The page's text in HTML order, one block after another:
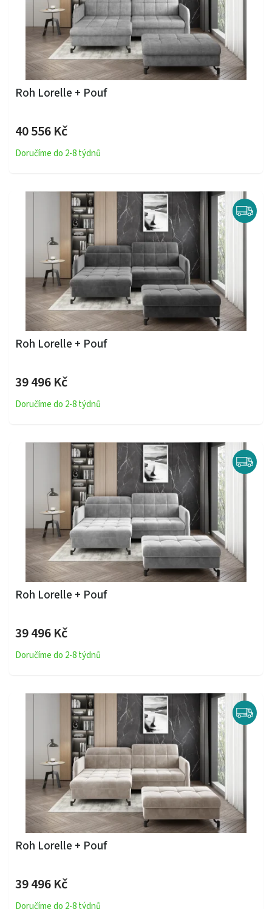
Roh Lorelle + Pouf
40 556 Kč
Doručíme do 2-8 týdnů
Roh Lorelle + Pouf
39 496 Kč
Doručíme do 2-8 týdnů
Roh Lorelle + Pouf
39 496 Kč
Doručíme do 2-8 týdnů
Roh Lorelle + Pouf
39 496 Kč
Doručíme do 2-8 týdnů